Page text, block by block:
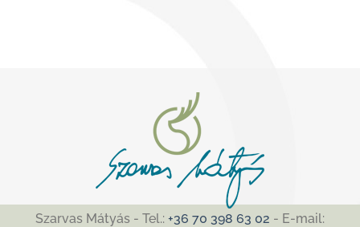
Szarvas Mátyás - Tel.: +36 70 398 63 02 - E-mail: